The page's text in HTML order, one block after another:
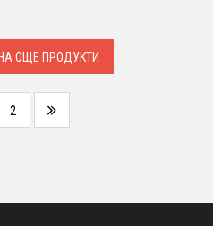
ОЩЕ ПРОДУКТИ
2